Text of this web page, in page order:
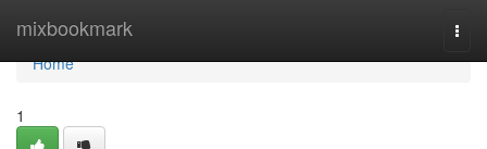
mixbookmark
Home
Home
1